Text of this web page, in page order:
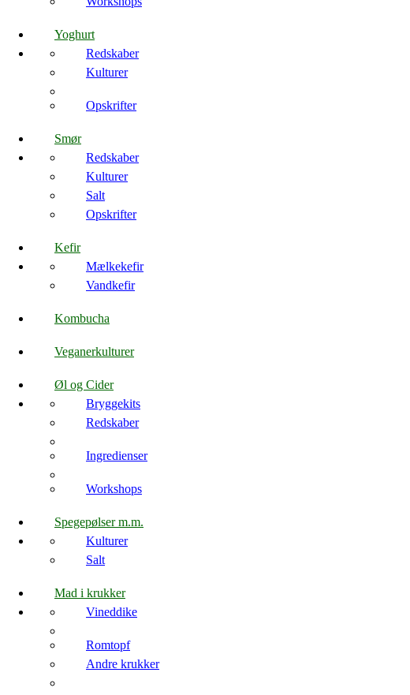
Yoghurt
Redskaber
Kulturer
Opskrifter
Smør
Redskaber
Kulturer
Salt
Opskrifter
Kefir
Mælkekefir
Vandkefir
Kombucha
Veganerkulturer
Øl og Cider
Bryggekits
Redskaber
Ingredienser
Workshops
Spegepølser m.m.
Kulturer
Salt
Mad i krukker
Vineddike
Romtopf
Andre krukker